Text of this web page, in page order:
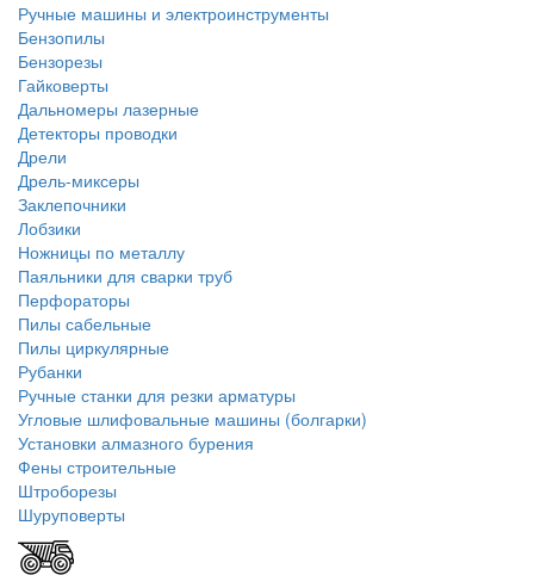
Ручные машины и электроинструменты
Бензопилы
Бензорезы
Гайковерты
Дальномеры лазерные
Детекторы проводки
Дрели
Дрель-миксеры
Заклепочники
Лобзики
Ножницы по металлу
Паяльники для сварки труб
Перфораторы
Пилы сабельные
Пилы циркулярные
Рубанки
Ручные станки для резки арматуры
Угловые шлифовальные машины (болгарки)
Установки алмазного бурения
Фены строительные
Штроборезы
Шуруповерты